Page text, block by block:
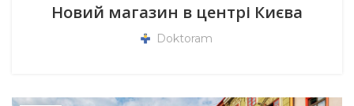
Новий магазин в центрі Києва
Doktoram